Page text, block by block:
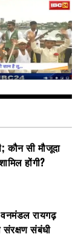
कौन सी मौजूदा
होंगी?
रायगढ़
संबंधी